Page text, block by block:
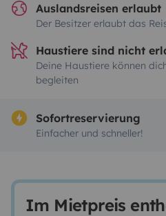
Auslandsreisen erlaubt
Der Besitzer erlaubt das
Haustiere sind nicht
Deine Haustiere können
begleiten
Sofortreservierung
Einfacher und schneller!
Im Mietpreis